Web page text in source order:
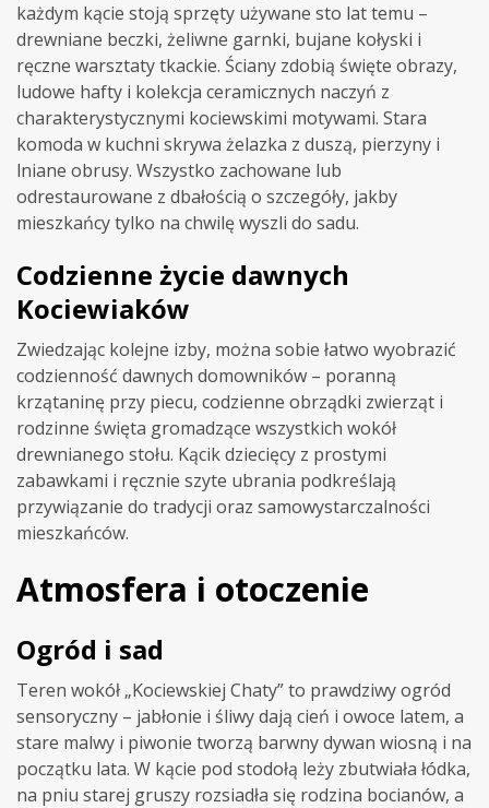
każdym kącie stoją sprzęty używane sto lat temu –
drewniane beczki, żeliwne garnki, bujane kołyski i
ręczne warsztaty tkackie. Ściany zdobią święte obrazy,
ludowe hafty i kolekcja ceramicznych naczyń z
charakterystycznymi kociewskimi motywami. Stara
komoda w kuchni skrywa żelazka z duszą, pierzyny i
lniane obrusy. Wszystko zachowane lub
odrestaurowane z dbałością o szczegóły, jakby
mieszkańcy tylko na chwilę wyszli do sadu.
Codzienne życie dawnych
Kociewiaków
Zwiedzając kolejne izby, można sobie łatwo wyobrazić
codzienność dawnych domowników – poranną
krzątaninę przy piecu, codzienne obrządki zwierząt i
rodzinne święta gromadzące wszystkich wokół
drewnianego stołu. Kącik dziecięcy z prostymi
zabawkami i ręcznie szyte ubrania podkreślają
przywiązanie do tradycji oraz samowystarczalności
mieszkańców.
Atmosfera i otoczenie
Ogród i sad
Teren wokół „Kociewskiej Chaty” to prawdziwy ogród
sensoryczny – jabłonie i śliwy dają cień i owoce latem, a
stare malwy i piwonie tworzą barwny dywan wiosną i na
początku lata. W kącie pod stodołą leży zbutwiała łódka,
na pniu starej gruszy rozsiadła się rodzina bocianów, a